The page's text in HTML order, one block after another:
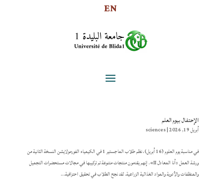
EN
الإحتفال بيوم العلم
أبريل 19, 2026 |
sciences
في مناسبة يوم العلوم (16 أبريل)، نظم طلاب الماجستير 1 في الكيمياء الفورمولايشن النسخة الثانية من
ورشة العمل «أنا المعادل II». إنهم يقدمون منتجات متنوعة تم تركيبها في مجالات مستحضرات التجميل
والمنظفات والأدوية والمواد الغذائية الزراعية. لقد نجح الطلاب في تحقيق احترافية...